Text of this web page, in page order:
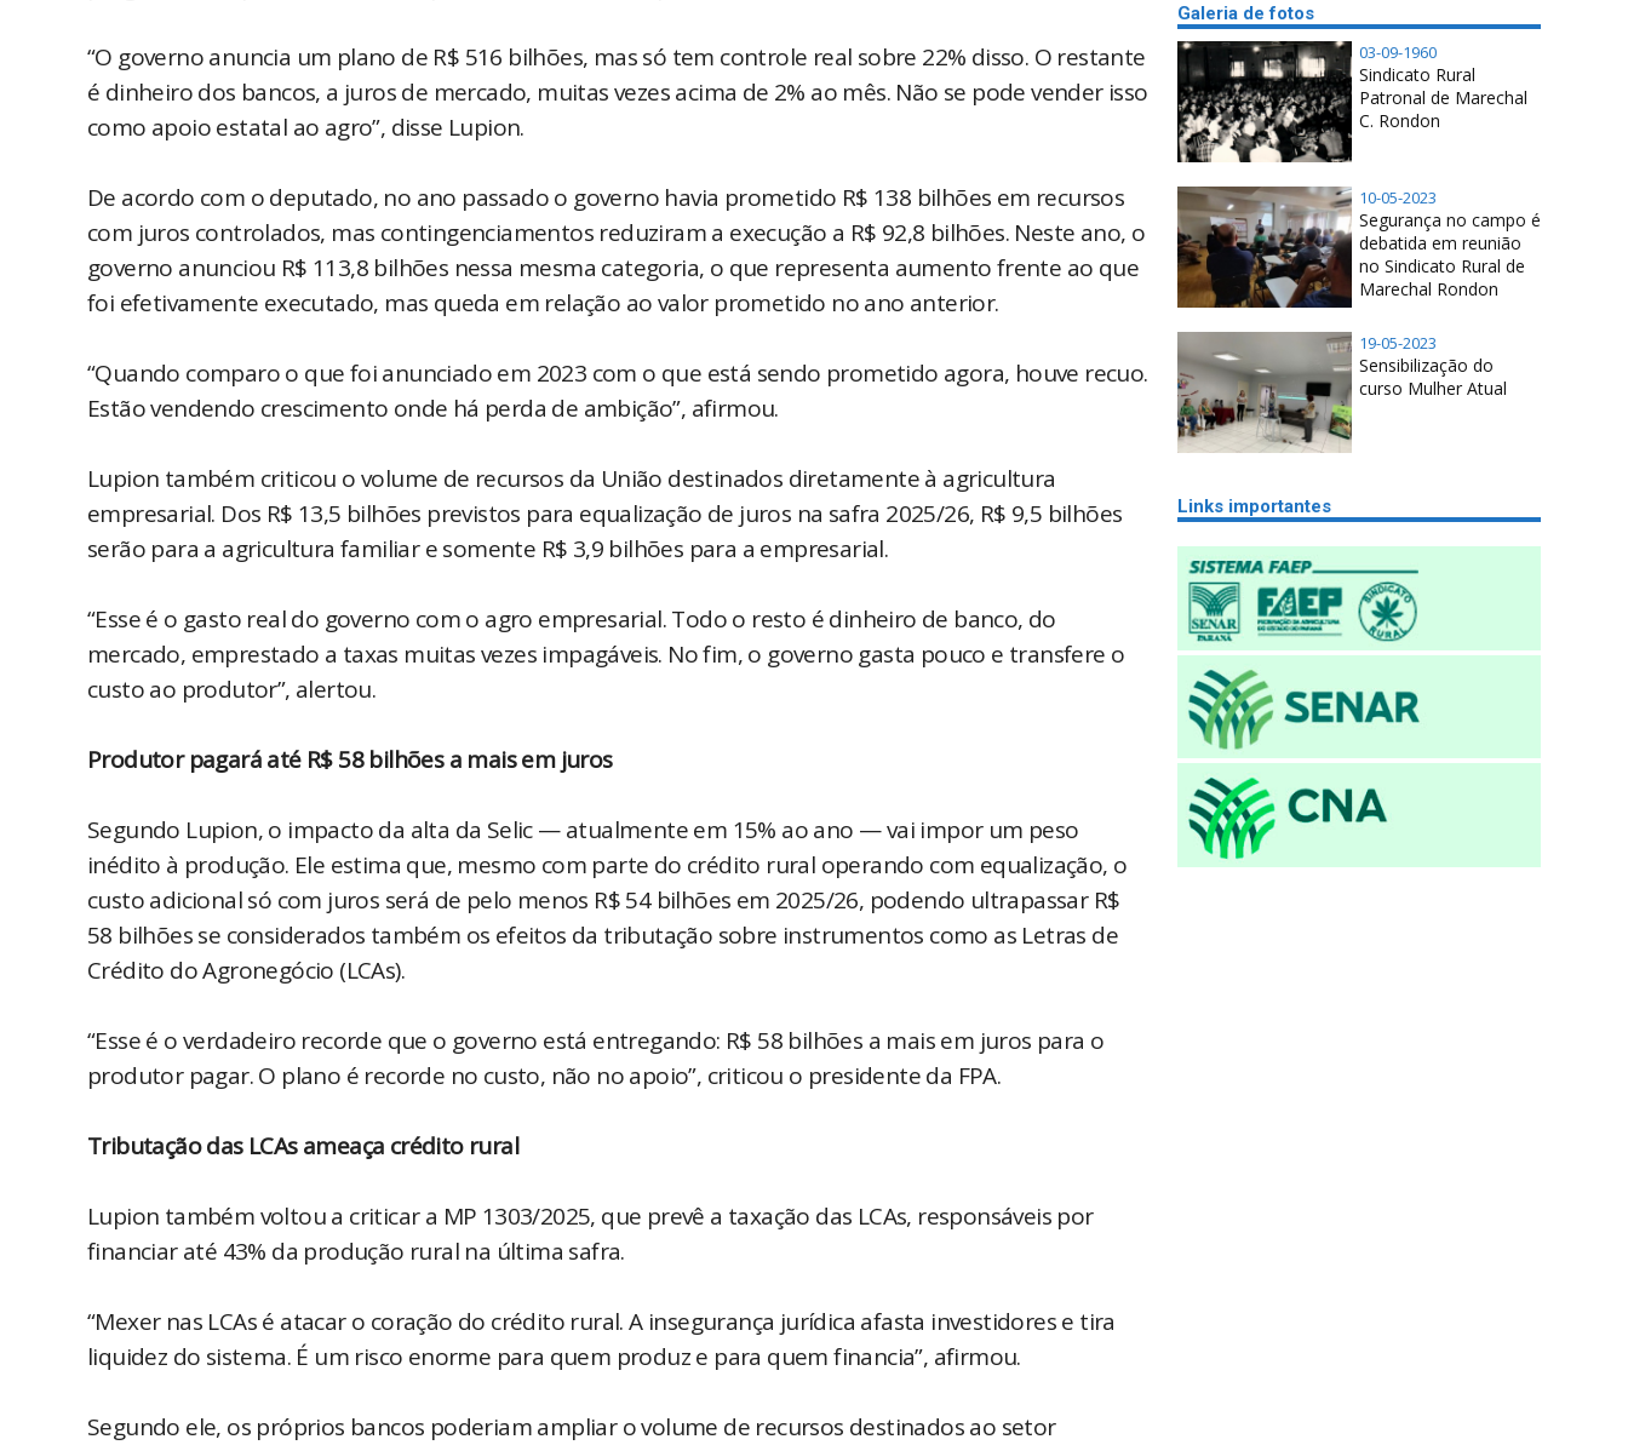
“O governo anuncia um plano de R$ 516 bilhões, mas só tem controle real sobre 22% disso. O restante
é dinheiro dos bancos, a juros de mercado, muitas vezes acima de 2% ao mês. Não se pode vender isso
como apoio estatal ao agro”, disse Lupion.
De acordo com o deputado, no ano passado o governo havia prometido R$ 138 bilhões em recursos
com juros controlados, mas contingenciamentos reduziram a execução a R$ 92,8 bilhões. Neste ano, o
governo anunciou R$ 113,8 bilhões nessa mesma categoria, o que representa aumento frente ao que
foi efetivamente executado, mas queda em relação ao valor prometido no ano anterior.
“Quando comparo o que foi anunciado em 2023 com o que está sendo prometido agora, houve recuo.
Estão vendendo crescimento onde há perda de ambição”, afirmou.
Lupion também criticou o volume de recursos da União destinados diretamente à agricultura
empresarial. Dos R$ 13,5 bilhões previstos para equalização de juros na safra 2025/26, R$ 9,5 bilhões
serão para a agricultura familiar e somente R$ 3,9 bilhões para a empresarial.
“Esse é o gasto real do governo com o agro empresarial. Todo o resto é dinheiro de banco, do
mercado, emprestado a taxas muitas vezes impagáveis. No fim, o governo gasta pouco e transfere o
custo ao produtor”, alertou.
Produtor pagará até R$ 58 bilhões a mais em juros
Segundo Lupion, o impacto da alta da Selic — atualmente em 15% ao ano — vai impor um peso
inédito à produção. Ele estima que, mesmo com parte do crédito rural operando com equalização, o
custo adicional só com juros será de pelo menos R$ 54 bilhões em 2025/26, podendo ultrapassar R$
58 bilhões se considerados também os efeitos da tributação sobre instrumentos como as Letras de
Crédito do Agronegócio (LCAs).
“Esse é o verdadeiro recorde que o governo está entregando: R$ 58 bilhões a mais em juros para o
produtor pagar. O plano é recorde no custo, não no apoio”, criticou o presidente da FPA.
Tributação das LCAs ameaça crédito rural
Lupion também voltou a criticar a MP 1303/2025, que prevê a taxação das LCAs, responsáveis por
financiar até 43% da produção rural na última safra.
“Mexer nas LCAs é atacar o coração do crédito rural. A insegurança jurídica afasta investidores e tira
liquidez do sistema. É um risco enorme para quem produz e para quem financia”, afirmou.
Segundo ele, os próprios bancos poderiam ampliar o volume de recursos destinados ao setor
Galeria de fotos
03-09-1960
Sindicato Rural
Patronal de Marechal
C. Rondon
10-05-2023
Segurança no campo é
debatida em reunião
no Sindicato Rural de
Marechal Rondon
19-05-2023
Sensibilização do
curso Mulher Atual
Links importantes